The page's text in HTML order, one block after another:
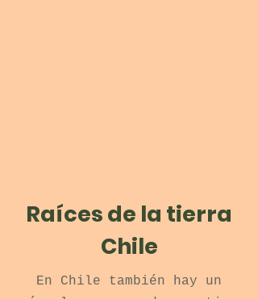
Raíces de la tierra
Chile
En Chile también hay un